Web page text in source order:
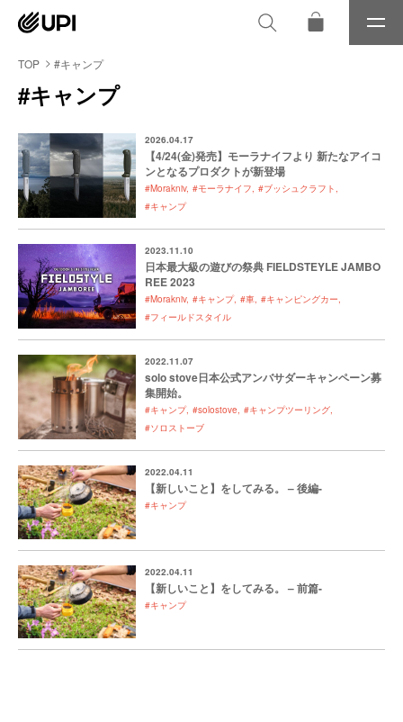
メ
ニ
TOP #キャンプ
#キャンプ
2026.04.17
【4/24(金)発売】モーラナイフより 新たなアイコ
ンとなるプロダクトが新登場
#Morakniv #モーラナイフ #ブッシュクラフト
#キャンプ
2023.11.10
日本最大級の遊びの祭典 FIELDSTEYLE JAMBO
REE 2023
#Morakniv #キャンプ #車 #キャンピングカー
#フィールドスタイル
2022.11.07
solo stove日本公式アンバサダーキャンペーン募
集開始。
#キャンプ #solostove #キャンプツーリング
#ソロストーブ
2022.04.11
【新しいこと】をしてみる。 – 後編-
#キャンプ
2022.04.11
【新しいこと】をしてみる。 – 前篇-
#キャンプ